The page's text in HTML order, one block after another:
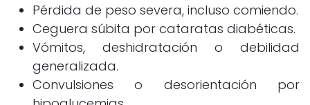
Pérdida de peso severa, incluso comiendo.
Ceguera súbita por cataratas diabéticas.
Vómitos, deshidratación o debilidad
generalizada.
Convulsiones o desorientación por